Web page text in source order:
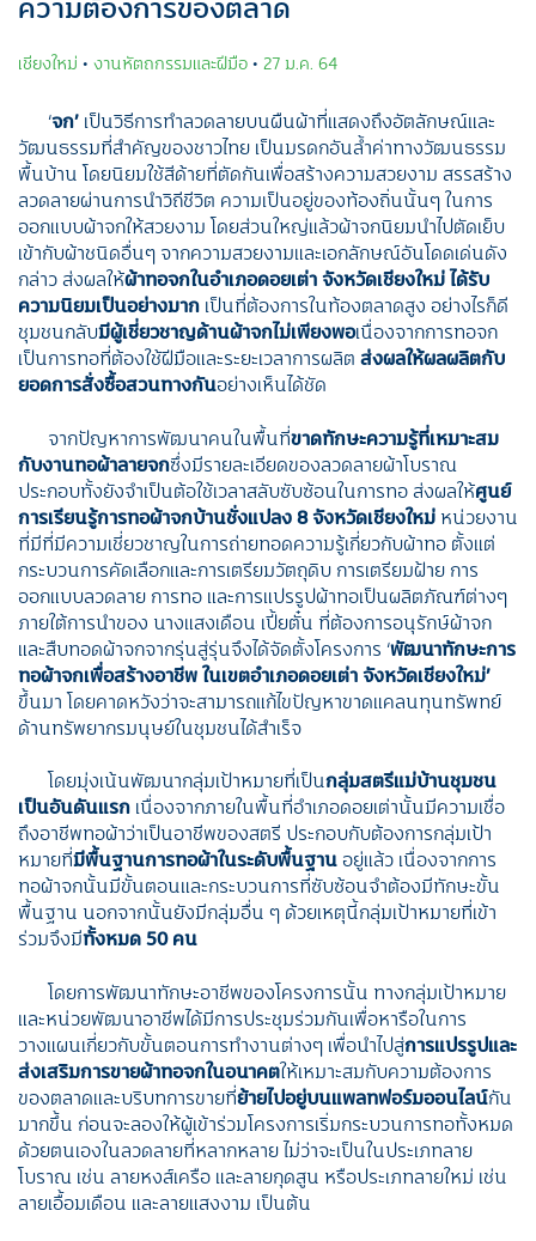
เชียงใหม่ • งานหัตถกรรมและฝีมือ• 27 ม.ค. 64
‘จก’ เป็นวิธีการทำลวดลายบนผืนผ้าที่แสดงถึงอัตลักษณ์และ
วัฒนธรรมที่สำคัญของชาวไทย เป็นมรดกอันล้ำค่าทางวัฒนธรรม
พื้นบ้าน โดยนิยมใช้สีด้ายที่ตัดกันเพื่อสร้างความสวยงาม สรรสร้าง
ลวดลายผ่านการนำวิถีชีวิต ความเป็นอยู่ของท้องถิ่นนั้นๆ ในการ
ออกแบบผ้าจกให้สวยงาม โดยส่วนใหญ่แล้วผ้าจกนิยมนำไปตัดเย็บ
เข้ากับผ้าชนิดอื่นๆ จากความสวยงามและเอกลักษณ์อันโดดเด่นดัง
กล่าว ส่งผลให้ผ้าทอจกในอำเภอดอยเต่า จังหวัดเชียงใหม่ ได้รับ
ความนิยมเป็นอย่างมาก เป็นที่ต้องการในท้องตลาดสูง อย่างไรก็ดี
ชุมชนกลับมีผู้เชี่ยวชาญด้านผ้าจกไม่เพียงพอเนื่องจากการทอจก
เป็นการทอที่ต้องใช้ฝีมือและระยะเวลาการผลิต ส่งผลให้ผลผลิตกับ
ยอดการสั่งซื้อสวนทางกันอย่างเห็นได้ชัด
จากปัญหาการพัฒนาคนในพื้นที่ขาดทักษะความรู้ที่เหมาะสม
กับงานทอผ้าลายจกซึ่งมีรายละเอียดของลวดลายผ้าโบราณ
ประกอบทั้งยังจำเป็นต้อใช้เวลาสลับซับซ้อนในการทอ ส่งผลให้ศูนย์
การเรียนรู้การทอผ้าจกบ้านชั่งแปลง 8 จังหวัดเชียงใหม่ หน่วยงาน
ที่มีที่มีความเชี่ยวชาญในการถ่ายทอดความรู้เกี่ยวกับผ้าทอ ตั้งแต่
กระบวนการคัดเลือกและการเตรียมวัตถุดิบ การเตรียมฝ้าย การ
ออกแบบลวดลาย การทอ และการแปรรูปผ้าทอเป็นผลิตภัณฑ์ต่างๆ
ภายใต้การนำของ นางแสงเดือน เปี้ยตั๋น ที่ต้องการอนุรักษ์ผ้าจก
และสืบทอดผ้าจกจากรุ่นสู่รุ่นจึงได้จัดตั้งโครงการ ‘พัฒนาทักษะการ
ทอผ้าจกเพื่อสร้างอาชีพ ในเขตอำเภอดอยเต่า จังหวัดเชียงใหม่’
ขึ้นมา โดยคาดหวังว่าจะสามารถแก้ไขปัญหาขาดแคลนทุนทรัพทย์
ด้านทรัพยากรมนุษย์ในชุมชนได้สำเร็จ
โดยมุ่งเน้นพัฒนากลุ่มเป้าหมายที่เป็นกลุ่มสตรีแม่บ้านชุมชน
เป็นอันดันแรก เนื่องจากภายในพื้นที่อำเภอดอยเต่านั้นมีความเชื่อ
ถึงอาชีพทอผ้าว่าเป็นอาชีพของสตรี ประกอบกับต้องการกลุ่มเป้า
หมายที่มีพื้นฐานการทอผ้าในระดับพื้นฐาน อยู่แล้ว เนื่องจากการ
ทอผ้าจกนั้นมีขั้นตอนและกระบวนการที่ซับซ้อนจำต้องมีทักษะขั้น
พื้นฐาน นอกจากนั้นยังมีกลุ่มอื่น ๆ ด้วยเหตุนี้กลุ่มเป้าหมายที่เข้า
ร่วมจึงมีทั้งหมด 50 คน
โดยการพัฒนาทักษะอาชีพของโครงการนั้น ทางกลุ่มเป้าหมาย
และหน่วยพัฒนาอาชีพได้มีการประชุมร่วมกันเพื่อหารือในการ
วางแผนเกี่ยวกับขั้นตอนการทำงานต่างๆ เพื่อนำไปสู่การแปรรูปและ
ส่งเสริมการขายผ้าทอจกในอนาคตให้เหมาะสมกับความต้องการ
ของตลาดและบริบทการขายที่ย้ายไปอยู่บนแพลทฟอร์มออนไลน์กัน
มากขึ้น ก่อนจะลองให้ผู้เข้าร่วมโครงการเริ่มกระบวนการทอทั้งหมด
ด้วยตนเองในลวดลายที่หลากหลาย ไม่ว่าจะเป็นในประเภทลาย
โบราณ เช่น ลายหงส์เครือ และลายกุดสูน หรือประเภทลายใหม่ เช่น
ลายเอื้อมเดือน และลายแสงงาม เป็นต้น